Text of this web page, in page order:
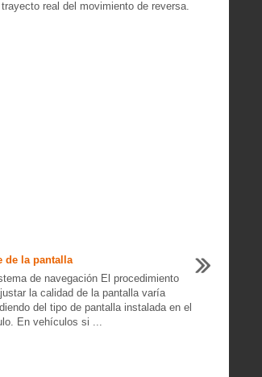
real del movimiento de reversa.
de la pantalla
de navegación El procedimiento
la calidad de la pantalla varía
del tipo de pantalla instalada en el
En vehículos si ...